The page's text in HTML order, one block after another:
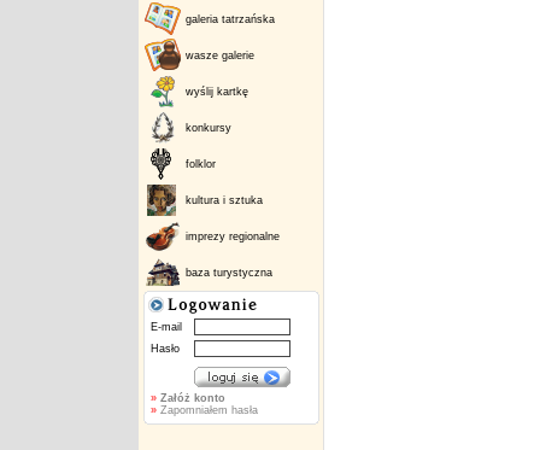
galeria tatrzańska
wasze galerie
wyślij kartkę
konkursy
folklor
kultura i sztuka
imprezy regionalne
baza turystyczna
E-mail
Hasło
» Załóż konto
»Zapomniałem hasła